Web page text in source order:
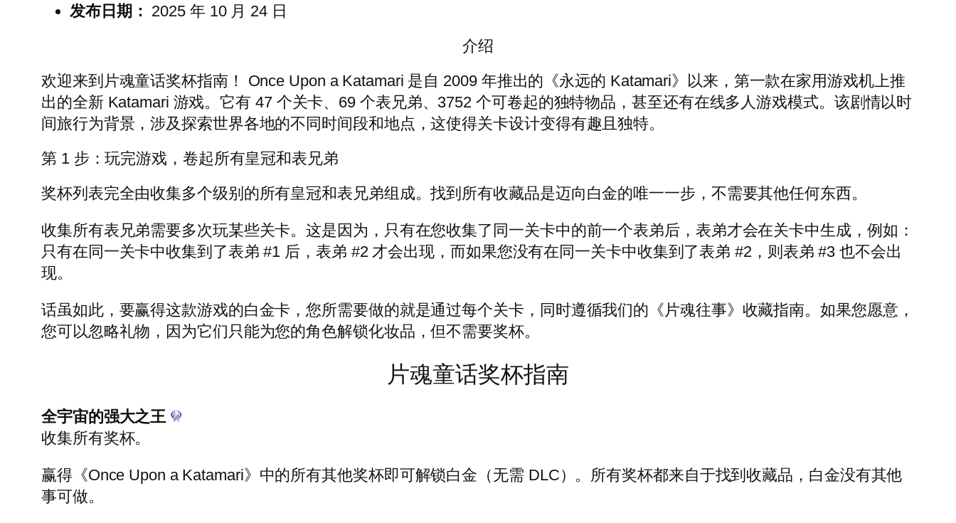
发布日期： 2025 年 10 月 24 日
介绍
欢迎来到片魂童话奖杯指南！ Once Upon a Katamari 是自 2009 年推出的《永远的 Katamari》以来，第一款在家用游戏机上推
出的全新 Katamari 游戏。它有 47 个关卡、69 个表兄弟、3752 个可卷起的独特物品，甚至还有在线多人游戏模式。该剧情以时
间旅行为背景，涉及探索世界各地的不同时间段和地点，这使得关卡设计变得有趣且独特。
第 1 步：玩完游戏，卷起所有皇冠和表兄弟
奖杯列表完全由收集多个级别的所有皇冠和表兄弟组成。找到所有收藏品是迈向白金的唯一一步，不需要其他任何东西。
收集所有表兄弟需要多次玩某些关卡。这是因为，只有在您收集了同一关卡中的前一个表弟后，表弟才会在关卡中生成，例如：
只有在同一关卡中收集到了表弟 #1 后，表弟 #2 才会出现，而如果您没有在同一关卡中收集到了表弟 #2，则表弟 #3 也不会出
现。
话虽如此，要赢得这款游戏的白金卡，您所需要做的就是通过每个关卡，同时遵循我们的《片魂往事》收藏指南。如果您愿意，
您可以忽略礼物，因为它们只能为您的角色解锁化妆品，但不需要奖杯。
片魂童话奖杯指南
全宇宙的强大之王
收集所有奖杯。
赢得《Once Upon a Katamari》中的所有其他奖杯即可解锁白金（无需 DLC）。所有奖杯都来自于找到收藏品，白金没有其他
事可做。